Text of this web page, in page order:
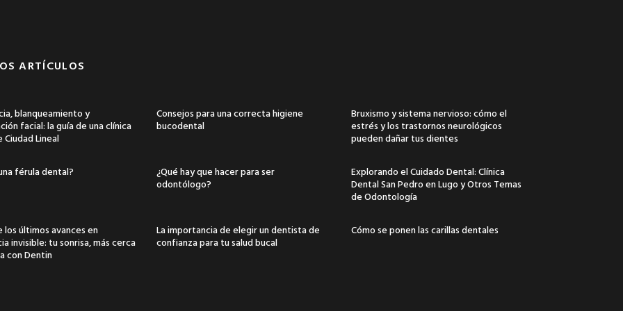
ARTÍCULOS
blanqueamiento y
facial: la guía de una clínica
Lineal
Consejos para una correcta higiene
bucodental
Bruxismo y sistema nervioso: cómo el
estrés y los trastornos neurológicos
pueden dañar tus dientes
férula dental?
¿Qué hay que hacer para ser
odontólogo?
Explorando el Cuidado Dental: Clínica
Dental San Pedro en Lugo y Otros Temas
de Odontología
los últimos avances en
invisible: tu sonrisa, más cerca
con Dentin
La importancia de elegir un dentista de
confianza para tu salud bucal
Cómo se ponen las carillas dentales